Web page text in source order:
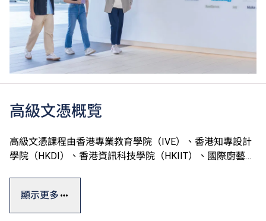
高級文憑概覽
高級文憑課程由香港專業教育學院（IVE）、香港知專設計
學院（HKDI）、香港資訊科技學院（HKIIT）、國際廚藝學
高級文憑一般修讀期為兩年，課程理論與實踐並重，能配合
顯示更多